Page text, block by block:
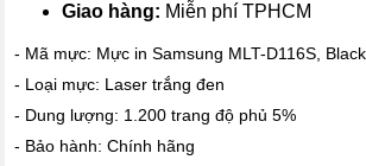
Giao hàng: Miễn phí TPHCM
- Mã mực: Mực in Samsung MLT-D116S,
- Loại mực: Laser trắng đen
- Dung lượng: 1.200 trang độ phủ 5%
- Bảo hành: Chính hãng